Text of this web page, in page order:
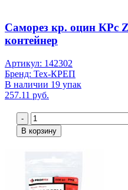
Саморез кр. оцин КРс
контейнер
Артикул: 142302
Бренд: Тех-КРЕП
В наличии 19 упак
257.11 руб.
-
В корзину